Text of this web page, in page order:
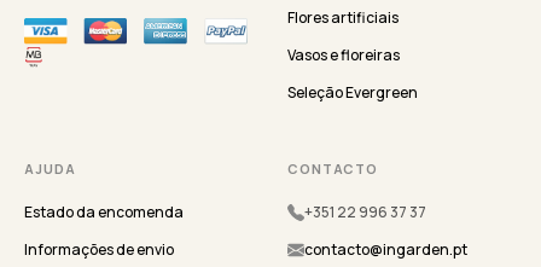
Flores artificiais
Vasos e floreiras
Seleção Evergreen
AJUDA
Estado da encomenda
Informações de envio
CONTACTO
+351 22 996 37 37
contacto@ingarden.pt